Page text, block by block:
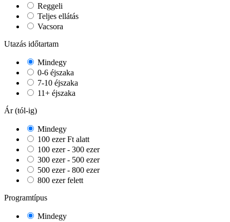
Reggeli
Teljes ellátás
Vacsora
Utazás időtartam
Mindegy
0-6 éjszaka
7-10 éjszaka
11+ éjszaka
Ár (tól-ig)
Mindegy
100 ezer Ft alatt
100 ezer - 300 ezer
300 ezer - 500 ezer
500 ezer - 800 ezer
800 ezer felett
Programtípus
Mindegy